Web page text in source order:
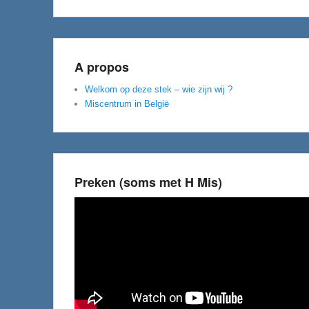
A propos
Welkom op deze stek – wie zijn wij ?
Miscentrum in België
Preken (soms met H Mis)